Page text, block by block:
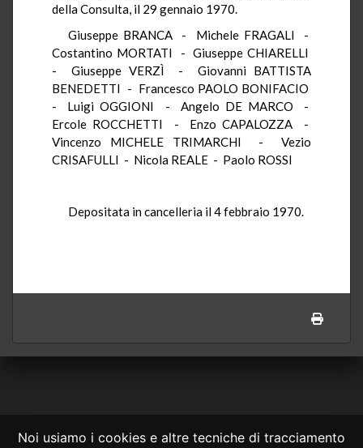
Noi usiamo i cookies e altre tecniche di tracciamento
della Consulta, il 29 gennaio 1970.
Giuseppe BRANCA - Michele FRAGALI -
Costantino MORTATI - Giuseppe CHIARELLI
- Giuseppe VERZÌ - Giovanni BATTISTA
BENEDETTI - Francesco PAOLO BONIFACIO
- Luigi OGGIONI - Angelo DE MARCO -
Ercole ROCCHETTI - Enzo CAPALOZZA -
Vincenzo MICHELE TRIMARCHI - Vezio
CRISAFULLI - Nicola REALE - Paolo ROSSI
Depositata in cancelleria il 4 febbraio 1970.